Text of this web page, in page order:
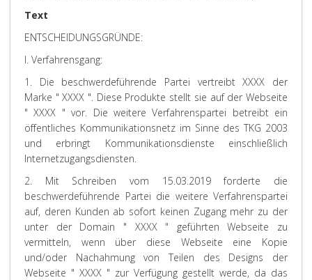
Text
ENTSCHEIDUNGSGRÜNDE:
I. Verfahrensgang:
1. Die beschwerdeführende Partei vertreibt XXXX der
Marke " XXXX ". Diese Produkte stellt sie auf der Webseite
" XXXX " vor. Die weitere Verfahrenspartei betreibt ein
öffentliches Kommunikationsnetz im Sinne des TKG 2003
und erbringt Kommunikationsdienste einschließlich
Internetzugangsdiensten.
2. Mit Schreiben vom 15.03.2019 forderte die
beschwerdeführende Partei die weitere Verfahrenspartei
auf, deren Kunden ab sofort keinen Zugang mehr zu der
unter der Domain " XXXX " geführten Webseite zu
vermitteln, wenn über diese Webseite eine Kopie
und/oder Nachahmung von Teilen des Designs der
Webseite " XXXX " zur Verfügung gestellt werde, da das